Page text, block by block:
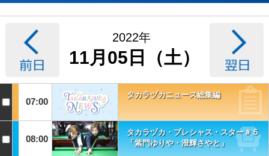
2022年
11月05日（土）
07:00
タカラヅカニュース総集編
08:00
タカラヅカ・プレシャス・スター＃５
「紫門ゆりや・澄輝さやと」